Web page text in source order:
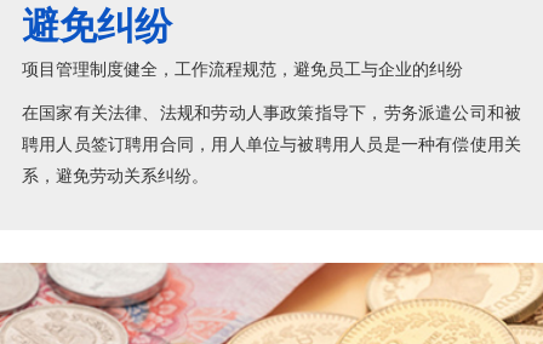
避免纠纷
项目管理制度健全，工作流程规范，避免员工与企业的纠纷
在国家有关法律、法规和劳动人事政策指导下，劳务派遣公司和被
聘用人员签订聘用合同，用人单位与被聘用人员是一种有偿使用关
系，避免劳动关系纠纷。